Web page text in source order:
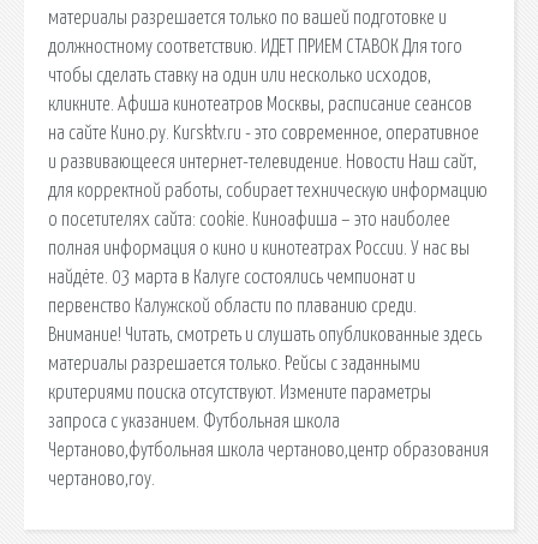
материалы разрешается только по вашей подготовке и
должностному соответствию. ИДЕТ ПРИЕМ СТАВОК Для того
чтобы сделать ставку на один или несколько исходов,
кликните. Афиша кинотеатров Москвы, расписание сеансов
на сайте Кино.ру. Kursktv.ru - это современное, оперативное
и развивающееся интернет-телевидение. Новости Наш сайт,
для корректной работы, собирает техническую информацию
о посетителях сайта: cookie. Киноафиша – это наиболее
полная информация о кино и кинотеатрах России. У нас вы
найдёте. 03 марта в Калуге состоялись чемпионат и
первенство Калужской области по плаванию среди.
Внимание! Читать, смотреть и слушать опубликованные здесь
материалы разрешается только. Рейсы с заданными
критериями поиска отсутствуют. Измените параметры
запроса с указанием. Футбольная школа
Чертаново,футбольная школа чертаново,центр образования
чертаново,гоу.